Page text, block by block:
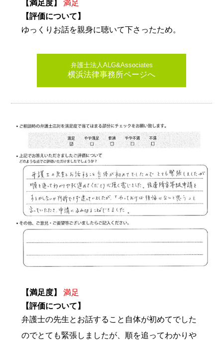
【満足度】
満足
【評価について】
ゆっくりお話を親身に聴いて下さったため。
弁護士法人ALG&Associates
横浜法律事務所ページへ
【満足度】
満足
【評価について】
弁護士の先生とお話すること自体が初めてでした
のでとても緊張しましたが、順を追ってわかりや